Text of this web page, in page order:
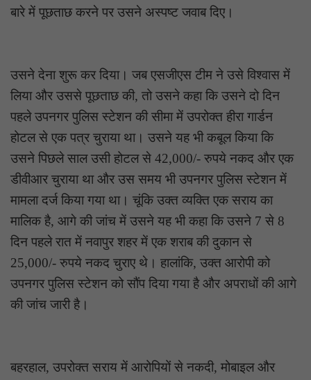
बारे में पूछताछ करने पर उसने अस्पष्ट जवाब दिए।
उसने देना शुरू कर दिया। जब एसजीएस टीम ने उसे विश्वास में
लिया और उससे पूछताछ की, तो उसने कहा कि उसने दो दिन
पहले उपनगर पुलिस स्टेशन की सीमा में उपरोक्त हीरा गार्डन
होटल से एक पत्र चुराया था। उसने यह भी कबूल किया कि
उसने पिछले साल उसी होटल से 42,000/- रुपये नकद और एक
डीवीआर चुराया था और उस समय भी उपनगर पुलिस स्टेशन में
मामला दर्ज किया गया था। चूंकि उक्त व्यक्ति एक सराय का
मालिक है, आगे की जांच में उसने यह भी कहा कि उसने 7 से 8
दिन पहले रात में नवापुर शहर में एक शराब की दुकान से
25,000/- रुपये नकद चुराए थे। हालांकि, उक्त आरोपी को
उपनगर पुलिस स्टेशन को सौंप दिया गया है और अपराधों की आगे
की जांच जारी है।
बहरहाल, उपरोक्त सराय में आरोपियों से नकदी, मोबाइल और